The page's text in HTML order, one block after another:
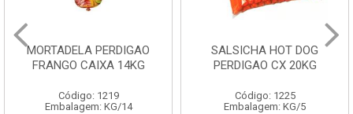
MORTADELA PERDIGAO
FRANGO CAIXA 14KG
Código: 1219
Embalagem: KG/14
SALSICHA HOT DOG
PERDIGAO CX 20KG
Código: 1225
Embalagem: KG/5